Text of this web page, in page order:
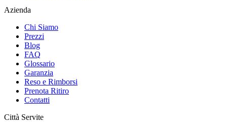
Azienda
Chi Siamo
Prezzi
Blog
FAQ
Glossario
Garanzia
Reso e Rimborsi
Prenota Ritiro
Contatti
Città Servite